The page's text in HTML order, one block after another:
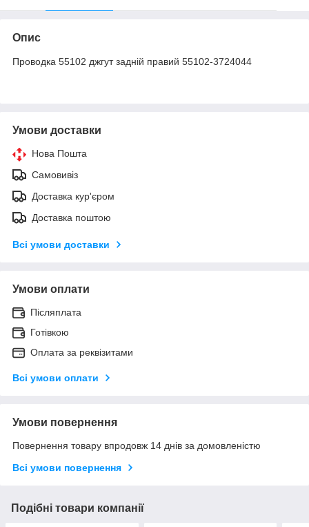
Опис
Проводка 55102 джгут задній правий 55102-3724044
Умови доставки
Нова Пошта
Самовивіз
Доставка кур'єром
Доставка поштою
Всі умови доставки
Умови оплати
Післяплата
Готівкою
Оплата за реквізитами
Всі умови оплати
Умови повернення
Повернення товару впродовж 14 днів за домовленістю
Всі умови повернення
Подібні товари компанії